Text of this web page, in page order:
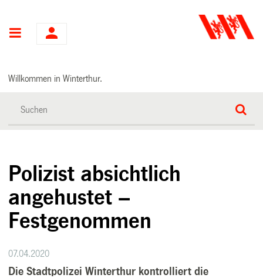
Hauptnavigation
Willkommen in Winterthur.
Polizist absichtlich
angehustet –
Festgenommen
07.04.2020
Die Stadtpolizei Winterthur kontrolliert die